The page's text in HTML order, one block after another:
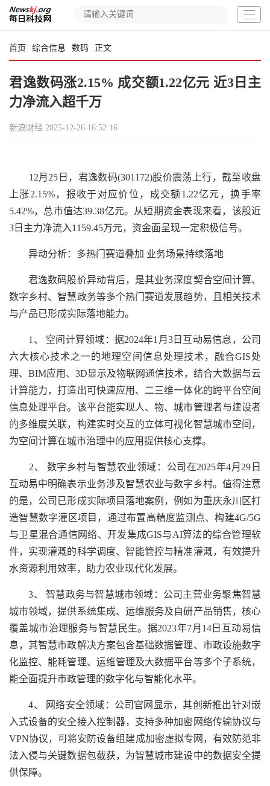
首页 综合信息 数码 正文
君逸数码涨2.15% 成交额1.22亿元 近3日主
力净流入超千万
新浪财经 2025-12-26 16:52:16
12月25日，君逸数码(301172)股价震荡上行，截至收盘
上涨2.15%，报收于对应价位，成交额1.22亿元，换手率
5.42%，总市值达39.38亿元。从短期资金表现来看，该股近
3日主力净流入1159.45万元，资金面呈现一定积极信号。
异动分析：多热门赛道叠加 业务场景持续落地
君逸数码股价异动背后，是其业务深度契合空间计算、
数字乡村、智慧政务等多个热门赛道发展趋势，且相关技术
与产品已形成实际落地能力。
1、 空间计算领域：据2024年1月3日互动易信息，公司
六大核心技术之一的地理空间信息处理技术，融合GIS处
理、BIM应用、3D显示及物联网通信技术，结合大数据与云
计算能力，打造出可快速应用、二三维一体化的跨平台空间
信息处理平台。该平台能实现人、物、城市管理者与建设者
的多维度关联，构建实时交互的立体可视化智慧城市空间，
为空间计算在城市治理中的应用提供核心支撑。
2、 数字乡村与智慧农业领域：公司在2025年4月29日
互动易中明确表示业务涉及智慧农业与数字乡村。值得注意
的是，公司已形成实际项目落地案例，例如为重庆永川区打
造智慧数字灌区项目，通过布置高精度监测点、构建4G/5G
与卫星混合通信网络、开发集成GIS与AI算法的综合管理软
件，实现灌溉的科学调度、智能管控与精准灌溉，有效提升
水资源利用效率，助力农业现代化发展。
3、 智慧政务与智慧城市领域：公司主营业务聚焦智慧
城市领域，提供系统集成、运维服务及自研产品销售，核心
覆盖城市治理服务与智慧民生。据2023年7月14日互动易信
息，其智慧市政解决方案包含基础数据管理、市政设施数字
化监控、能耗管理、运维管理及大数据平台等多个子系统，
能全面提升市政管理的数字化与智能化水平。
4、 网络安全领域：公司官网显示，其创新推出针对嵌
入式设备的安全接入控制器，支持多种加密网络传输协议与
VPN协议，可将安防设备组建成加密虚拟专网，有效防范非
法入侵与关键数据包截获，为智慧城市建设中的数据安全提
供保障。